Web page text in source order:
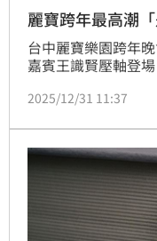
麗寶跨年最高潮
台中麗寶樂園跨年
嘉賓王識賢壓軸登
到最到點。林宜君
2025/12/31 11:37